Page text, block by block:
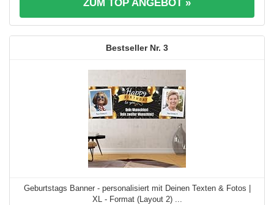
ZUM TOP ANGEBOT »
3
Geburtstags Banner - personalisiert mit Deinen Texten & Fotos |
XL - Format (Layout 2) ...